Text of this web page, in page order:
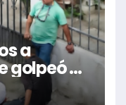
a
golpeó a